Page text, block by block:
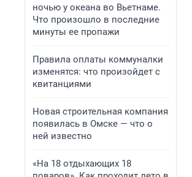
ночью у океана во Вьетнаме.
Что произошло в последние
минуты ее пропажи
Правила оплаты коммуналки
изменятся: что произойдет с
квитанциями
Новая строительная компания
появилась в Омске — что о
ней известно
«На 18 отдыхающих 18